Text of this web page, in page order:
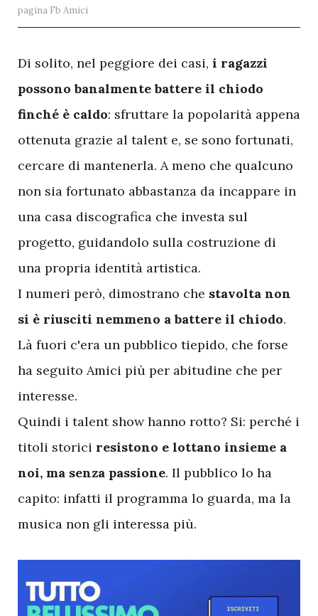
pagina Fb Amici
Di solito, nel peggiore dei casi, i ragazzi
possono banalmente battere il chiodo
finché è caldo: sfruttare la popolarità appena
ottenuta grazie al talent e, se sono fortunati,
cercare di mantenerla. A meno che qualcuno
non sia fortunato abbastanza da incappare in
una casa discografica che investa sul
progetto, guidandolo sulla costruzione di
una propria identità artistica.
I numeri però, dimostrano che stavolta non
si è riusciti nemmeno a battere il chiodo.
Là fuori c'era un pubblico tiepido, che forse
ha seguito Amici più per abitudine che per
interesse.
Quindi i talent show hanno rotto? Si: perché i
titoli storici resistono e lottano insieme a
noi, ma senza passione. Il pubblico lo ha
capito: infatti il programma lo guarda, ma la
musica non gli interessa più.